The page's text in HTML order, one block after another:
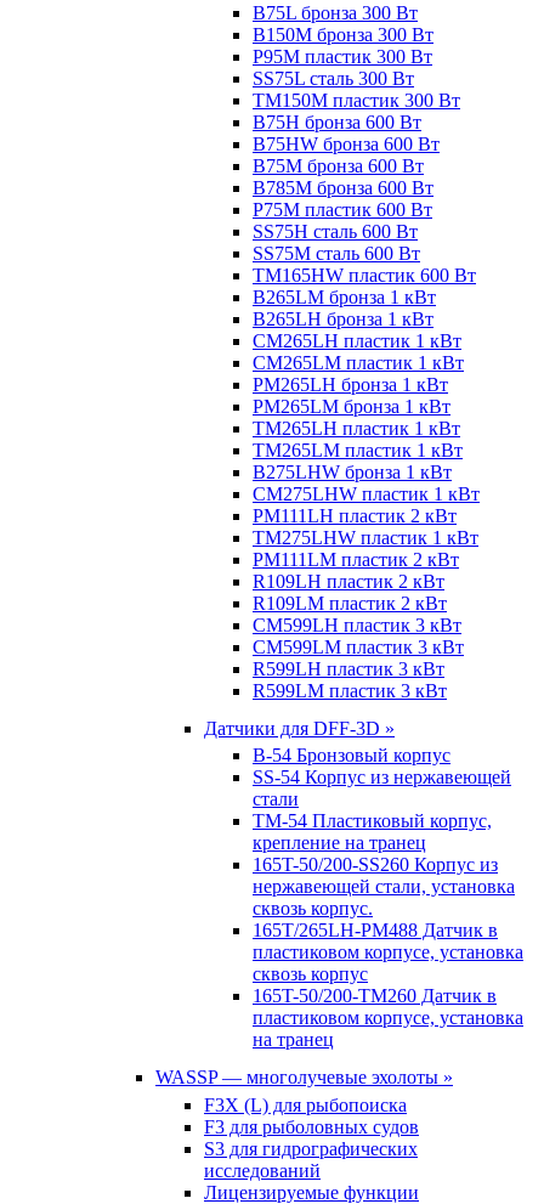
B75L бронза 300 Вт
B150M бронза 300 Вт
P95M пластик 300 Вт
SS75L сталь 300 Вт
TM150M пластик 300 Вт
B75H бронза 600 Вт
B75HW бронза 600 Вт
B75M бронза 600 Вт
B785M бронза 600 Вт
P75M пластик 600 Вт
SS75H сталь 600 Вт
SS75M сталь 600 Вт
TM165HW пластик 600 Вт
B265LM бронза 1 кВт
B265LH бронза 1 кВт
CM265LH пластик 1 кВт
CM265LM пластик 1 кВт
PM265LH бронза 1 кВт
PM265LM бронза 1 кВт
TM265LH пластик 1 кВт
TM265LM пластик 1 кВт
B275LHW бронза 1 кВт
CM275LHW пластик 1 кВт
PM111LH пластик 2 кВт
TM275LHW пластик 1 кВт
PM111LM пластик 2 кВт
R109LH пластик 2 кВт
R109LM пластик 2 кВт
CM599LH пластик 3 кВт
CM599LM пластик 3 кВт
R599LH пластик 3 кВт
R599LM пластик 3 кВт
Датчики для DFF-3D »
B-54 Бронзовый корпус
SS-54 Корпус из нержавеющей
стали
TM-54 Пластиковый корпус,
крепление на транец
165T-50/200-SS260 Корпус из
нержавеющей стали, установка
сквозь корпус.
165T/265LH-PM488 Датчик в
пластиковом корпусе, установка
сквозь корпус
165T-50/200-TM260 Датчик в
пластиковом корпусе, установка
на транец
WASSP — многолучевые эхолоты »
F3X (L) для рыбопоиска
F3 для рыболовных судов
S3 для гидрографических
исследований
Лицензируемые функции